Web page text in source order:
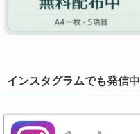
インスタグラムでも発信中